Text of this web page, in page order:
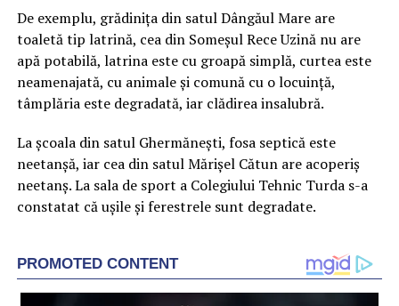
De exemplu, grădiniţa din satul Dângăul Mare are
toaletă tip latrină, cea din Someşul Rece Uzină nu are
apă potabilă, latrina este cu groapă simplă, curtea este
neamenajată, cu animale şi comună cu o locuinţă,
tâmplăria este degradată, iar clădirea insalubră.
La şcoala din satul Ghermăneşti, fosa septică este
neetanşă, iar cea din satul Mărişel Cătun are acoperiş
neetanş. La sala de sport a Colegiului Tehnic Turda s-a
constatat că uşile şi ferestrele sunt degradate.